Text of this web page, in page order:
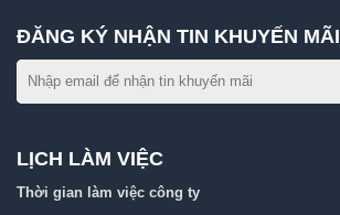
ĐĂNG KÝ NHẬN TIN KHUYẾN MÃI
LỊCH LÀM VIỆC
Thời gian làm việc công ty